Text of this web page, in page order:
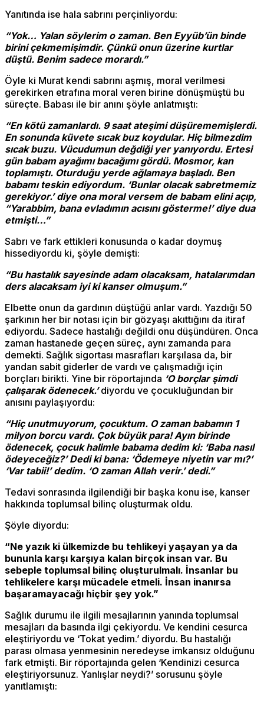
Yanıtında ise hala sabrını perçinliyordu:
“Yok… Yalan söylerim o zaman. Ben Eyyüb’ün binde
birini çekmemişimdir. Çünkü onun üzerine kurtlar
düştü. Benim sadece morardı.”
Öyle ki Murat kendi sabrını aşmış, moral verilmesi
gerekirken etrafına moral veren birine dönüşmüştü bu
süreçte. Babası ile bir anını şöyle anlatmıştı:
“En kötü zamanlardı. 9 saat ateşimi düşürememişlerdi.
En sonunda küvete sıcak buz koydular. Hiç bilmezdim
sıcak buzu. Vücudumun değdiği yer yanıyordu. Ertesi
gün babam ayağımı bacağımı gördü. Mosmor, kan
toplamıştı. Oturduğu yerde ağlamaya başladı. Ben
babamı teskin ediyordum. ‘Bunlar olacak sabretmemiz
gerekiyor.’ diye ona moral versem de babam elini açıp,
“Yarabbim, bana evladımın acısını gösterme!’ diye dua
etmişti…”
Sabrı ve fark ettikleri konusunda o kadar doymuş
hissediyordu ki, şöyle demişti:
“Bu hastalık sayesinde adam olacaksam, hatalarımdan
ders alacaksam iyi ki kanser olmuşum.”
Elbette onun da gardının düştüğü anlar vardı. Yazdığı 50
şarkının her bir notası için bir gözyaşı akıttığını da itiraf
ediyordu. Sadece hastalığı değildi onu düşündüren. Onca
zaman hastanede geçen süreç, aynı zamanda para
demekti. Sağlık sigortası masrafları karşılasa da, bir
yandan sabit giderler de vardı ve çalışmadığı için
borçları birikti. Yine bir röportajında ‘O borçlar şimdi
çalışarak ödenecek.’diyordu ve çocukluğundan bir
anısını paylaşıyordu:
“Hiç unutmuyorum, çocuktum. O zaman babamın 1
milyon borcu vardı. Çok büyük para! Ayın birinde
ödenecek, çocuk halimle babama dedim ki: ‘Baba nasıl
ödeyeceğiz?’ Dedi ki bana: ‘Ödemeye niyetin var mı?’
‘Var tabii!’ dedim. ‘O zaman Allah verir.’ dedi.”
Tedavi sonrasında ilgilendiği bir başka konu ise, kanser
hakkında toplumsal bilinç oluşturmak oldu.
Şöyle diyordu:
“Ne yazık ki ülkemizde bu tehlikeyi yaşayan ya da
bununla karşı karşıya kalan birçok insan var. Bu
sebeple toplumsal bilinç oluşturulmalı. İnsanlar bu
tehlikelere karşı mücadele etmeli. İnsan inanırsa
başaramayacağı hiçbir şey yok.”
Sağlık durumu ile ilgili mesajlarının yanında toplumsal
mesajları da basında ilgi çekiyordu. Ve kendini cesurca
eleştiriyordu ve ‘Tokat yedim.’ diyordu. Bu hastalığı
parası olmasa yenmesinin neredeyse imkansız olduğunu
fark etmişti. Bir röportajında gelen ‘Kendinizi cesurca
eleştiriyorsunuz. Yanlışlar neydi?’ sorusunu şöyle
yanıtlamıştı: